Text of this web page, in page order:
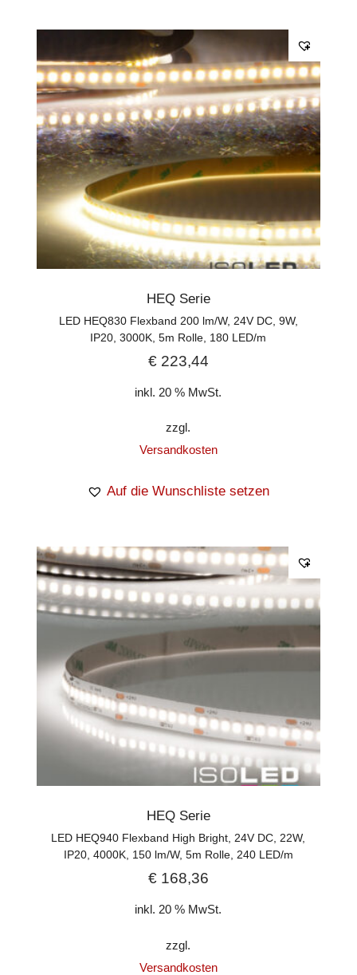
HEQ Serie
LED HEQ830 Flexband 200 lm/W, 24V DC, 9W,
IP20, 3000K, 5m Rolle, 180 LED/m
€223,44
inkl. 20 % MwSt.
zzgl.
Versandkosten
Auf die Wunschliste setzen
HEQ Serie
LED HEQ940 Flexband High Bright, 24V DC, 22W,
IP20, 4000K, 150 lm/W, 5m Rolle, 240 LED/m
€168,36
inkl. 20 % MwSt.
zzgl.
Versandkosten